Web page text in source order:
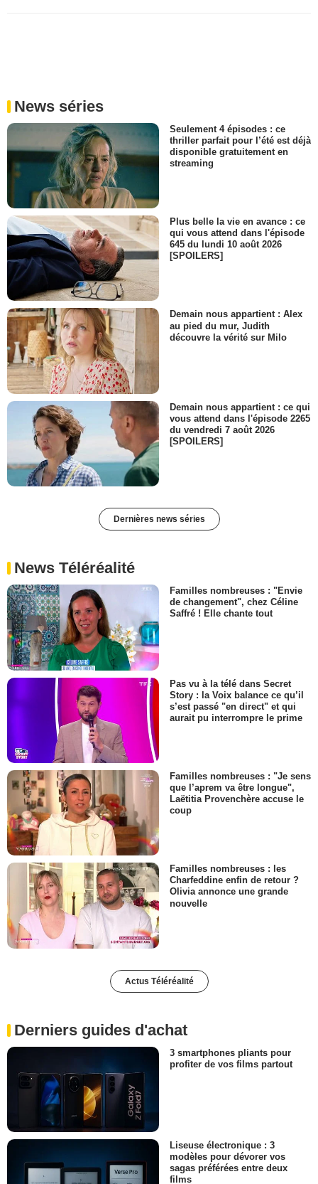
News séries
Seulement 4 épisodes : ce
thriller parfait pour l’été est déjà
disponible gratuitement en
streaming
Plus belle la vie en avance : ce
qui vous attend dans l'épisode
645 du lundi 10 août 2026
[SPOILERS]
Demain nous appartient : Alex
au pied du mur, Judith
découvre la vérité sur Milo
Demain nous appartient : ce qui
vous attend dans l'épisode 2265
du vendredi 7 août 2026
[SPOILERS]
Dernières news séries
News Téléréalité
Familles nombreuses : "Envie
de changement", chez Céline
Saffré ! Elle chante tout
Pas vu à la télé dans Secret
Story : la Voix balance ce qu’il
s’est passé "en direct" et qui
aurait pu interrompre le prime
Familles nombreuses : "Je sens
que l’aprem va être longue",
Laëtitia Provenchère accuse le
coup
Familles nombreuses : les
Charfeddine enfin de retour ?
Olivia annonce une grande
nouvelle
Actus Téléréalité
Derniers guides d'achat
3 smartphones pliants pour
profiter de vos films partout
Liseuse électronique : 3
modèles pour dévorer vos
sagas préférées entre deux
films